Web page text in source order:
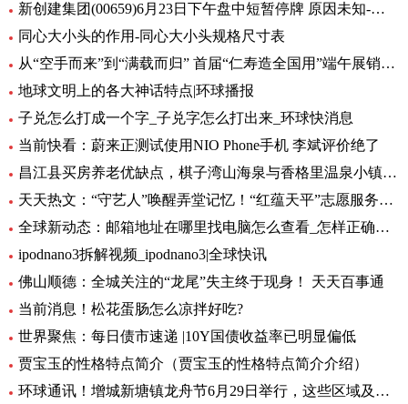
新创建集团(00659)6月23日下午盘中短暂停牌 原因未知-环球热闻
同心大小头的作用-同心大小头规格尺寸表
从“空手而来”到“满载而归” 首届“仁寿造全国用”端午展销会开幕_全球观天下
地球文明上的各大神话特点|环球播报
子兑怎么打成一个字_子兑字怎么打出来_环球快消息
当前快看：蔚来正测试使用NIO Phone手机 李斌评价绝了
昌江县买房养老优缺点，棋子湾山海泉与香格里温泉小镇养老生活成本对比！-全球今亮点
天天热文：“守艺人”唤醒弄堂记忆！“红蕴天平”志愿服务营造项目启动
全球新动态：邮箱地址在哪里找电脑怎么查看_怎样正确填写邮箱地址
ipodnano3拆解视频_ipodnano3|全球快讯
佛山顺德：全城关注的“龙尾”失主终于现身！ 天天百事通
当前消息！松花蛋肠怎么凉拌好吃?
世界聚焦：每日债市速递 |10Y国债收益率已明显偏低
贾宝玉的性格特点简介（贾宝玉的性格特点简介介绍）
环球通讯！增城新塘镇龙舟节6月29日举行，这些区域及路段将有交通管制